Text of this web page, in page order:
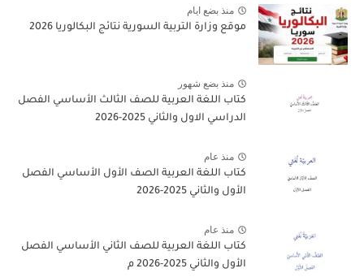
منذ بضع ايام
موقع وزارة التربية السورية نتائج البكالوريا 2026
منذ بضع شهور
كتاب اللغة العربية للصف الثالث الأساسي الفصل
الدراسي الاول والثاني 2025-2026
منذ عام
كتاب اللغة العربية الصف الأول الأساسي الفصل
الأول والثاني 2025-2026
منذ عام
كتاب اللغة العربية للصف الثاني الأساسي الفصل
الأول والثاني 2025-2026 م